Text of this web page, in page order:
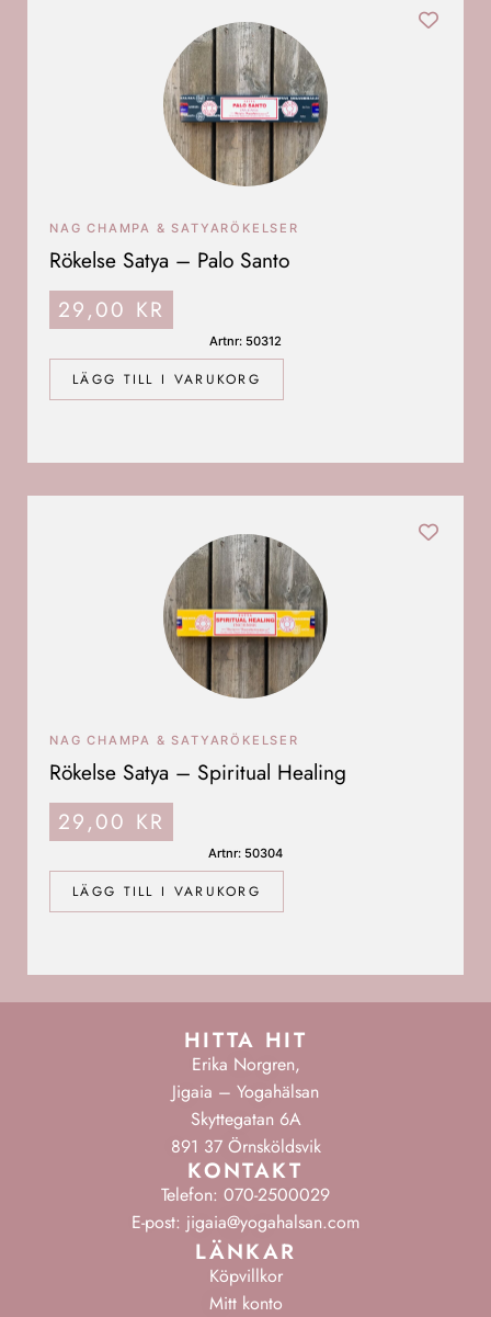
LÄGG TILL I VARUKORG
NAG CHAMPA & SATYARÖKELSER
Rökelse Satya – Palo Santo
29,00 KR
Artnr: 50312
LÄGG TILL I VARUKORG
NAG CHAMPA & SATYARÖKELSER
Rökelse Satya – Spiritual Healing
29,00 KR
Artnr: 50304
HITTA HIT
Erika Norgren,
Jigaia – Yogahälsan
Skyttegatan 6A
891 37 Örnsköldsvik
KONTAKT
Telefon: 070-2500029
E-post: jigaia@yogahalsan.com
LÄNKAR
Köpvillkor
Mitt konto